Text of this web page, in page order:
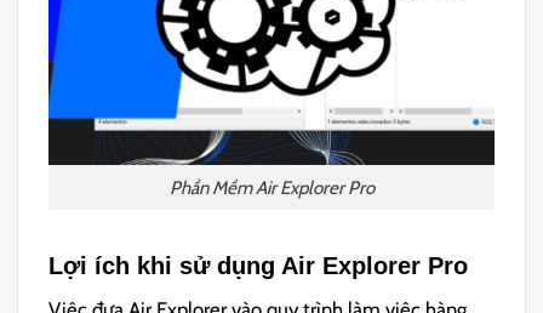
Phần Mềm Air Explorer Pro
Lợi ích khi sử dụng Air Explorer Pro